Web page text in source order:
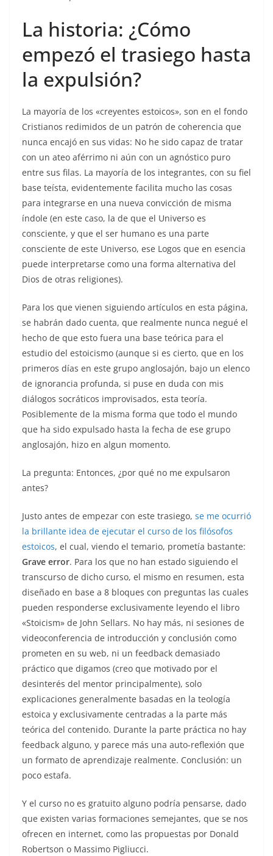
La historia: ¿Cómo
empezó el trasiego hasta
la expulsión?
La mayoría de los «creyentes estoicos», son en el fondo
Cristianos redimidos de un patrón de coherencia que
nunca encajó en sus vidas: No he sido capaz de tratar
con un ateo aférrimo ni aún con un agnóstico puro
entre sus filas. La mayoría de los integrantes, con su fiel
base teísta, evidentemente facilita mucho las cosas
para integrarse en una nueva convicción de misma
índole (en este caso, la de que el Universo es
consciente, y que el ser humano es una parte
consciente de este Universo, ese Logos que en esencia
puede interpretarse como una forma alternativa del
Dios de otras religiones).
Para los que vienen siguiendo artículos en esta página,
se habrán dado cuenta, que realmente nunca negué el
hecho de que esto fuera una base teórica para el
estudio del estoicismo (aunque si es cierto, que en los
primeros días en este grupo anglosajón, bajo un elenco
de ignorancia profunda, si puse en duda con mis
diálogos socráticos improvisados, esta teoría.
Posiblemente de la misma forma que todo el mundo
que ha sido expulsado hasta la fecha de ese grupo
anglosajón, hizo en algun momento.
La pregunta: Entonces, ¿por qué no me expulsaron
antes?
Justo antes de empezar con este trasiego, se me ocurrió
la brillante idea de ejecutar el curso de los filósofos
estoicos, el cual, viendo el temario, prometía bastante:
Grave error. Para los que no han estado siguiendo el
transcurso de dicho curso, el mismo en resumen, esta
diseñado en base a 8 bloques con preguntas las cuales
pueden responderse exclusivamente leyendo el libro
«Stoicism» de John Sellars. No hay más, ni sesiones de
videoconferencia de introducción y conclusión como
prometen en su web, ni un feedback demasiado
práctico que digamos (creo que motivado por el
desinterés del mentor principalmente), solo
explicaciones generalmente basadas en la teología
estoica y exclusivamente centradas a la parte más
teórica del contenido. Durante la parte práctica no hay
feedback alguno, y parece más una auto-reflexión que
un formato de aprendizaje realmente. Conclusión: un
poco estafa.
Y el curso no es gratuito alguno podría pensarse, dado
que existen varias formaciones semejantes, que se nos
ofrecen en internet, como las propuestas por Donald
Robertson o Massimo Pigliucci.